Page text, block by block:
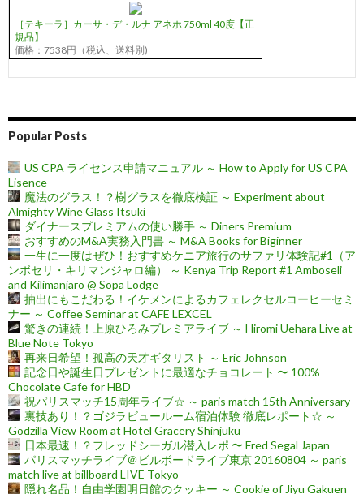
［テキーラ］カーサ・デ・ルナ アネホ 750ml 40度【正
規品】
価格：7538円（税込、送料別)
Popular Posts
US CPA ライセンス申請マニュアル ～ How to Apply for US CPA
Lisence
魔法のグラス！？樹グラスを徹底検証 ～ Experiment about
Almighty Wine Glass Itsuki
ダイナースプレミアムの使い勝手 ～ Diners Premium
おすすめのM&A実務入門書 ～ M&A Books for Biginner
一生に一度はぜひ！おすすめケニア旅行のサファリ体験記#1（ア
ンボセリ・キリマンジャロ編） ～ Kenya Trip Report #1 Amboseli
and Kilimanjaro @ Sopa Lodge
抽出にもこだわる！イケメンによるカフェレクセルコーヒーセミ
ナー ～ Coffee Seminar at CAFE LEXCEL
驚きの連続！上原ひろみプレミアライブ ～ Hiromi Uehara Live at
Blue Note Tokyo
再来日希望！孤高の天才ギタリスト ～ Eric Johnson
記念日や誕生日プレゼントに最適なチョコレート 〜 100%
Chocolate Cafe for HBD
祝パリスマッチ15周年ライブ☆ ～ paris match 15th Anniversary
裏技あり！？ゴジラビュールーム宿泊体験 徹底レポート☆ ～
Godzilla View Room at Hotel Gracery Shinjuku
日本最速！？フレッドシーガル潜入レポ 〜 Fred Segal Japan
パリスマッチライブ＠ビルボードライブ東京 20160804 ～ paris
match live at billboard LIVE Tokyo
隠れ名品！自由学園明日館のクッキー ～ Cookie of Jiyu Gakuen